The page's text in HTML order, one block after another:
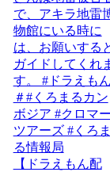
【ドラえもん配